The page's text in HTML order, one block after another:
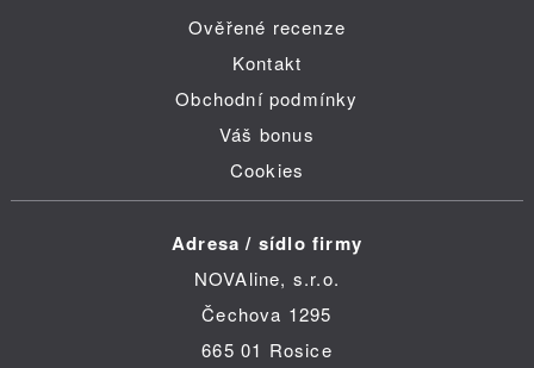
Ověřené recenze
Kontakt
Obchodní podmínky
Váš bonus
Cookies
Adresa / sídlo firmy
NOVAline, s.r.o.
Čechova 1295
665 01 Rosice